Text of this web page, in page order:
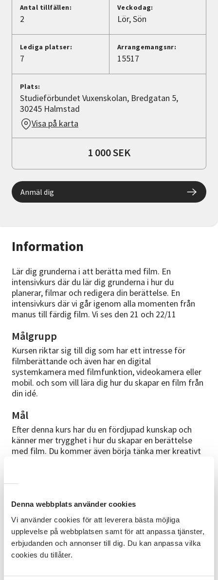
Denna webbplats använder cookies
Vi använder cookies för att leverera bästa möjliga
upplevelse på webbplatsen samt för att anpassa tjänster,
erbjudanden och annonser till dig. Du kan anpassa vilka
cookies du tillåter.
Information
Lär dig grunderna i att berätta med film. En
intensivkurs där du lär dig grunderna i hur du
planerar, filmar och redigera din berättelse. En
intensivkurs där vi går igenom alla momenten från
manus till färdig film. Vi ses den 21 och 22/11
Målgrupp
Kursen riktar sig till dig som har ett intresse för
filmberättande och även har en digital
systemkamera med filmfunktion, videokamera eller
mobil. och som vill lära dig hur du skapar en film från
din idé.
Mål
Efter denna kurs har du en fördjupad kunskap och
känner mer trygghet i hur du skapar en berättelse
med film. Du kommer även börja tänka mer kreativt
Innehåll
Vi går igenom grunderna i hur man skriver
bildmanus, dramaturgi, filmar,
ljussättning och redigering. Du kommer
lära dig hur olika linser påverkar
berättelsen, vad 180-graders regeln är,
kamerarörelser m.m.
Antal tillfällen:
2
Veckodag:
Lör Sön
Lediga platser:
7
Arrangemangsnr:
15517
Plats:
Studieförbundet Vuxenskolan, Bredgatan 5,
30245 Halmstad
Visa på karta
1 000 SEK
Anmäl dig